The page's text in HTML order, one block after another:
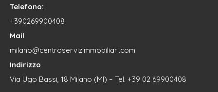
Telefono:
+390269900408
Mail
milano@centroservizimmobiliari.com
Indirizzo
Via Ugo Bassi, 18 Milano (MI) – Tel. +39 02 69900408